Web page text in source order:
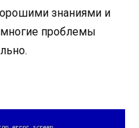
знаниями и
проблемы